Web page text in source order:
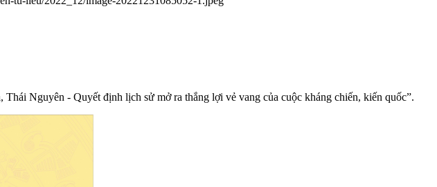
Nguyên - Quyết định lịch sử mở ra thắng lợi vẻ vang của cuộc kháng chiến, kiến quốc”.